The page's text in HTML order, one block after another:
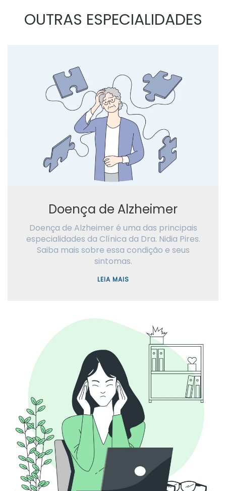
OUTRAS ESPECIALIDADES
Doença de Alzheimer
Doença de Alzheimer é uma das principais
especialidades da Clínica da Dra. Nidia Pires.
Saiba mais sobre essa condição e seus
sintomas.
LEIA MAIS